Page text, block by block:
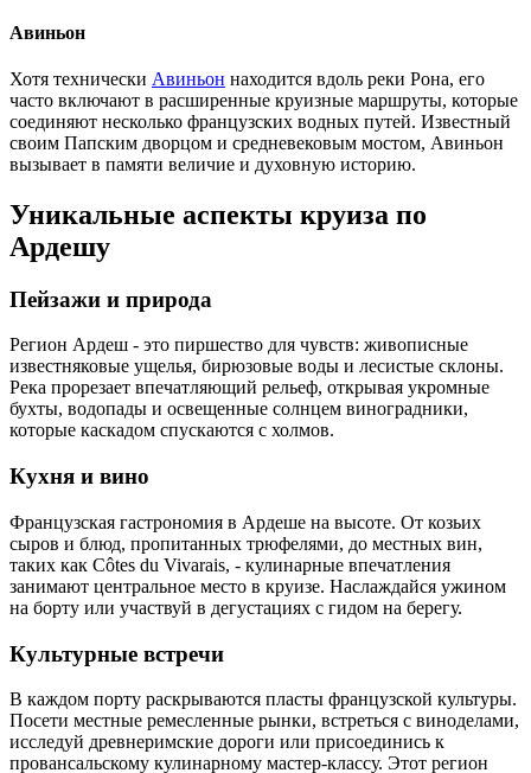
Авиньон
Хотя технически Авиньон находится вдоль реки Рона, его
часто включают в расширенные круизные маршруты, которые
соединяют несколько французских водных путей. Известный
своим Папским дворцом и средневековым мостом, Авиньон
вызывает в памяти величие и духовную историю.
Уникальные аспекты круиза по
Ардешу
Пейзажи и природа
Регион Ардеш - это пиршество для чувств: живописные
известняковые ущелья, бирюзовые воды и лесистые склоны.
Река прорезает впечатляющий рельеф, открывая укромные
бухты, водопады и освещенные солнцем виноградники,
которые каскадом спускаются с холмов.
Кухня и вино
Французская гастрономия в Ардеше на высоте. От козьих
сыров и блюд, пропитанных трюфелями, до местных вин,
таких как Côtes du Vivarais, - кулинарные впечатления
занимают центральное место в круизе. Наслаждайся ужином
на борту или участвуй в дегустациях с гидом на берегу.
Культурные встречи
В каждом порту раскрываются пласты французской культуры.
Посети местные ремесленные рынки, встреться с виноделами,
исследуй древнеримские дороги или присоединись к
провансальскому кулинарному мастер-классу. Этот регион